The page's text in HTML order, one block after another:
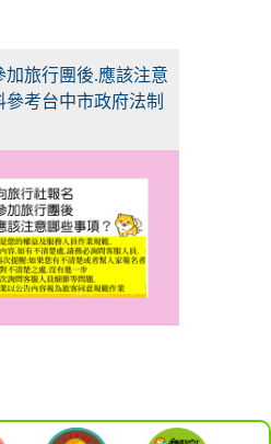
加旅行團後.應該注意
考台中市政府法制